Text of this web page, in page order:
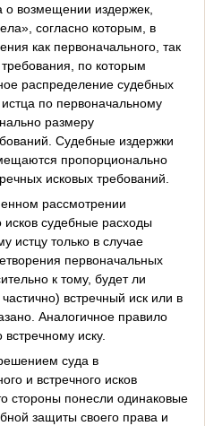
о возмещении издержек,
согласно которым, в
как первоначального, так
по которым
распределение судебных
по первоначальному
размеру
Судебные издержки
пропорционально
исковых требований.
рассмотрении
исков судебные расходы
истцу только в случае
первоначальных
к тому, будет ли
встречный иск или в
Аналогичное правило
иску.
суда в
и встречного исков
стороны понесли одинаковые
защиты своего права и